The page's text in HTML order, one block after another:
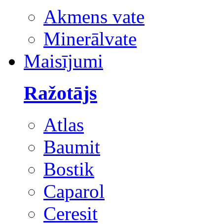
Akmens vate
Minerālvate
Maisījumi
Ražotājs
Atlas
Baumit
Bostik
Caparol
Ceresit